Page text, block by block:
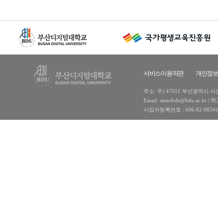
서비스이용약관 개인정
주소: 우) 47011 부산광역시 사
Email: smartbdu@bdu.ac.kr |
사업자등록번호 : 606-82-